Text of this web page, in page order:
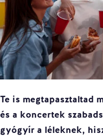
Te is megtapasztaltad
és a koncertek
gyógyír a léleknek,